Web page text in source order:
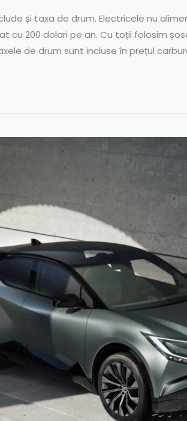
și taxa de drum. Electricele nu
cu 200 dolari pe an. Cu toții folosim
de drum sunt incluse în prețul